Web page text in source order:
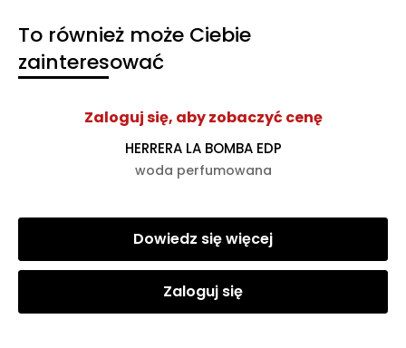
To również może Ciebie
zainteresować
Zaloguj się, aby zobaczyć cenę
HERRERA LA BOMBA EDP
woda perfumowana
Dowiedz się więcej
Zaloguj się